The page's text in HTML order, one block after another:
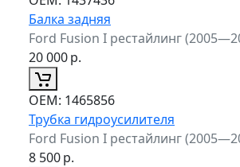
Балка задняя
Ford Fusion I рестайлинг
20 000р.
ОЕМ: 1465856
Трубка гидроусилителя
Ford Fusion I рестайлинг
8 500р.